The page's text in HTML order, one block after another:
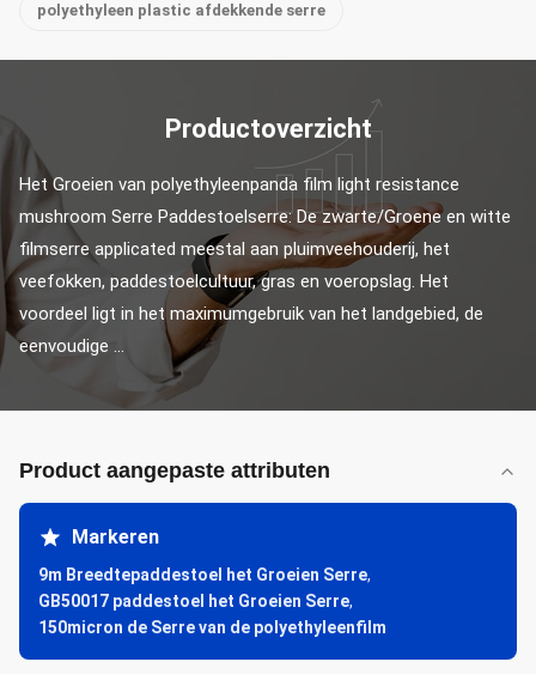
polyethyleen plastic afdekkende serre
Productoverzicht
Het Groeien van polyethyleenpanda film light resistance
mushroom Serre Paddestoelserre: De zwarte/Groene en witte
filmserre applicated meestal aan pluimveehouderij, het
veefokken, paddestoelcultuur, gras en voeropslag. Het
voordeel ligt in het maximumgebruik van het landgebied, de
eenvoudige ...
Product aangepaste attributen
Markeren
9m Breedtepaddestoel het Groeien Serre,
GB50017 paddestoel het Groeien Serre,
150micron de Serre van de polyethyleenfilm